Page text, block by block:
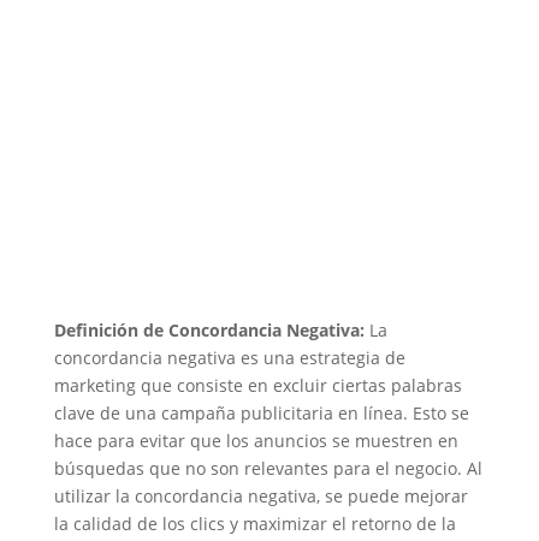
Definición de Concordancia Negativa: La
concordancia negativa es una estrategia de
marketing que consiste en excluir ciertas palabras
clave de una campaña publicitaria en línea. Esto se
hace para evitar que los anuncios se muestren en
búsquedas que no son relevantes para el negocio. Al
utilizar la concordancia negativa, se puede mejorar
la calidad de los clics y maximizar el retorno de la